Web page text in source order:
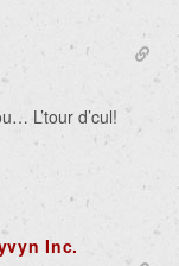
L’tour d’cul!
Inc.